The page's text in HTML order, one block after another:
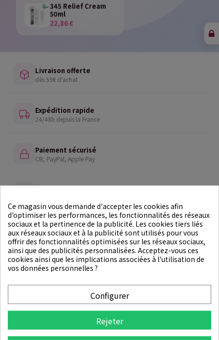
345 Relief Cream
50ml
22,86 €
Livraison offerte
dès 59€ d'achat
Expédition rapide
24/48h depuis la France
Paiement sécurisé
CB, PayPal, Apple Pay
Échantillons offerts
15 magasins
en France
Accueil Marques
LISTE DES PRODUITS PAR MARQUE STYLENANDA
Recherchez à nouveau ce que vous recherchez
Ce magasin vous demande d'accepter les cookies afin
d'optimiser les performances, les fonctionnalités des réseaux
sociaux et la pertinence de la publicité. Les cookies tiers liés
aux réseaux sociaux et à la publicité sont utilisés pour vous
offrir des fonctionnalités optimisées sur les réseaux sociaux,
ainsi que des publicités personnalisées. Acceptez-vous ces
cookies ainsi que les implications associées à l'utilisation de
vos données personnelles ?
Configurer
Rejeter